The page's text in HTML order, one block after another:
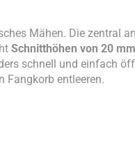
Mähen. Die zentral
Schnitthöhen von 20
schnell und einfach
Fangkorb entleeren.